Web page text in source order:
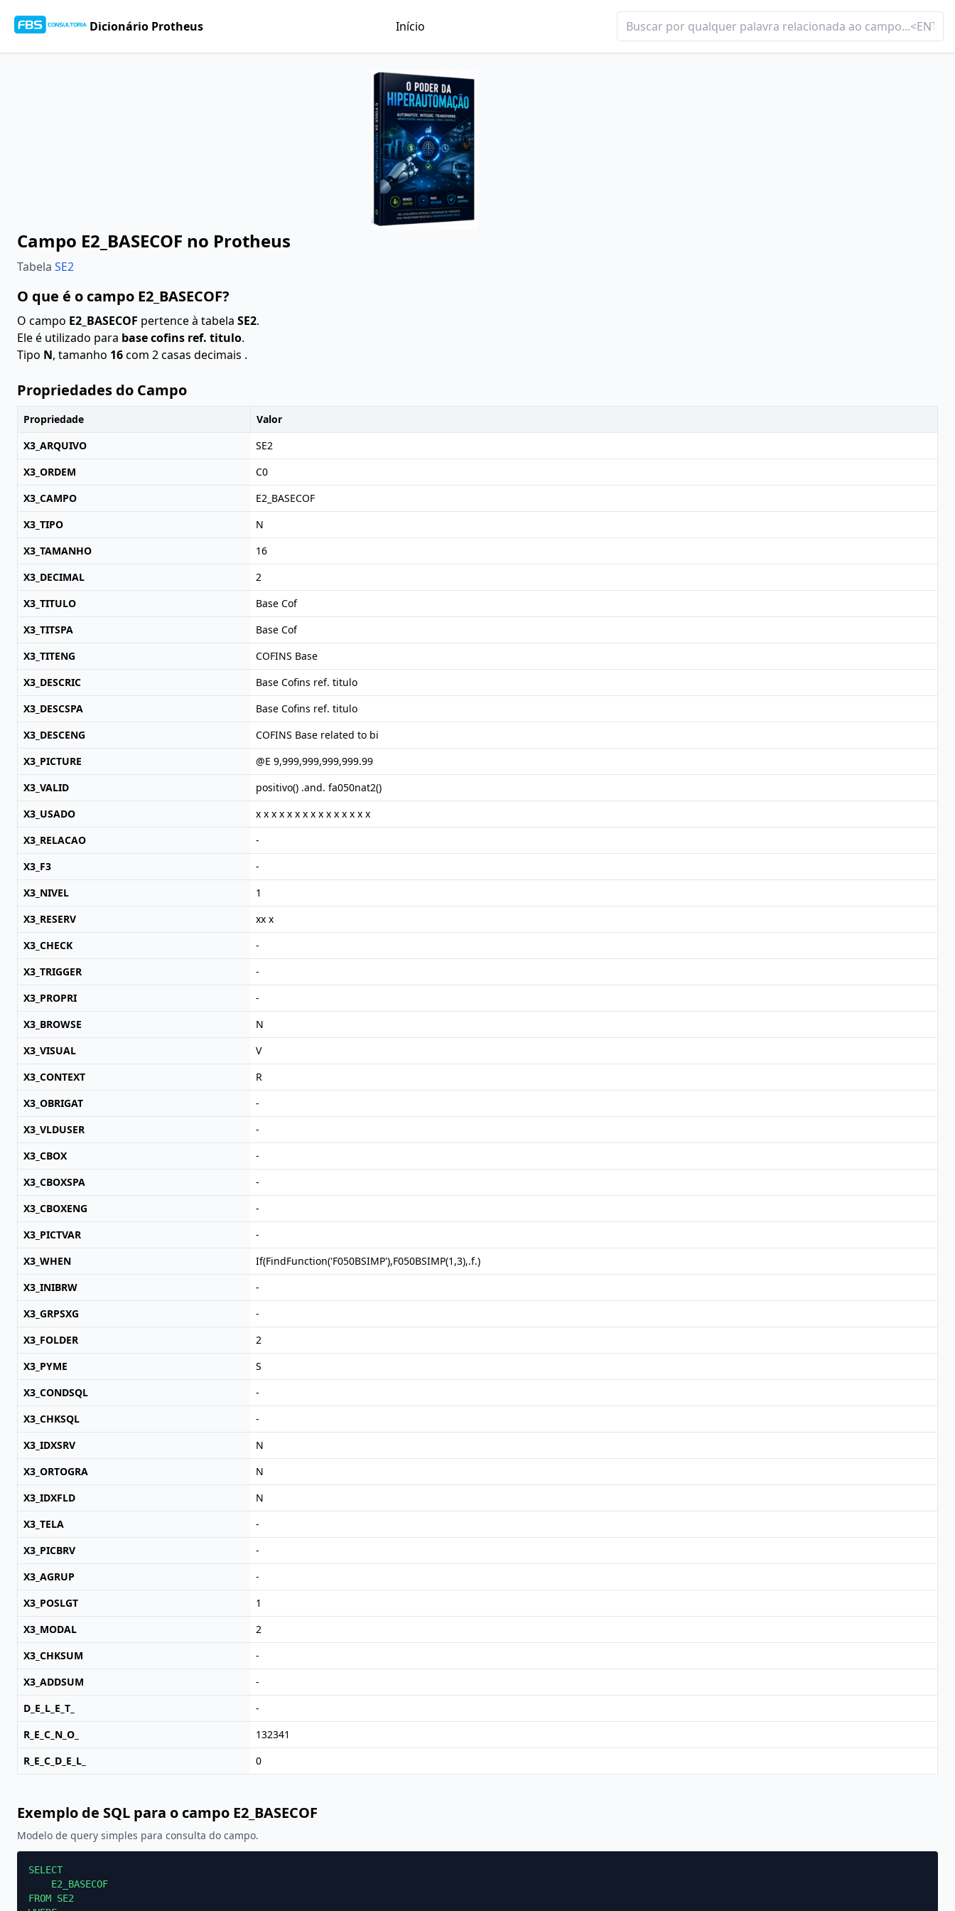
Dicionário Protheus Início
Campo E2_BASECOF no Protheus
Tabela SE2
O que é o campo E2_BASECOF?
O campo E2_BASECOF pertence à tabela SE2.
Ele é utilizado para base cofins ref. titulo.
Tipo N, tamanho 16com 2 casas decimais .
Propriedades do Campo
Propriedade
Valor
X3_ARQUIVO
SE2
X3_ORDEM
C0
X3_CAMPO
E2_BASECOF
X3_TIPO
N
X3_TAMANHO
16
X3_DECIMAL
2
X3_TITULO
Base Cof
X3_TITSPA
Base Cof
X3_TITENG
COFINS Base
X3_DESCRIC
Base Cofins ref. titulo
X3_DESCSPA
Base Cofins ref. titulo
X3_DESCENG
COFINS Base related to bi
X3_PICTURE
@E 9,999,999,999,999.99
X3_VALID
positivo() .and. fa050nat2()
X3_USADO
x x x x x x x x x x x x x x x
X3_RELACAO
-
X3_F3
-
X3_NIVEL
1
X3_RESERV
xx x
X3_CHECK
-
X3_TRIGGER
-
X3_PROPRI
-
X3_BROWSE
N
X3_VISUAL
V
X3_CONTEXT
R
X3_OBRIGAT
-
X3_VLDUSER
-
X3_CBOX
-
X3_CBOXSPA
-
X3_CBOXENG
-
X3_PICTVAR
-
X3_WHEN
If(FindFunction('F050BSIMP'),F050BSIMP(1,3),.f.)
X3_INIBRW
-
X3_GRPSXG
-
X3_FOLDER
2
X3_PYME
S
X3_CONDSQL
-
X3_CHKSQL
-
X3_IDXSRV
N
X3_ORTOGRA
N
X3_IDXFLD
N
X3_TELA
-
X3_PICBRV
-
X3_AGRUP
-
X3_POSLGT
1
X3_MODAL
2
X3_CHKSUM
-
X3_ADDSUM
-
D_E_L_E_T_
-
R_E_C_N_O_
132341
R_E_C_D_E_L_
0
Exemplo de SQL para o campo E2_BASECOF
Modelo de query simples para consulta do campo.
SELECT
    E2_BASECOF
FROM SE2